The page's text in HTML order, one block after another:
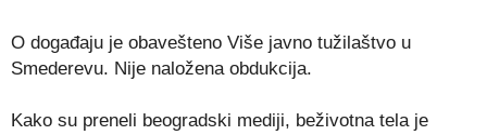
O događaju je obavešteno Više javno tužilaštvo u
Smederevu. Nije naložena obdukcija.
Kako su preneli beogradski mediji, beživotna tela je